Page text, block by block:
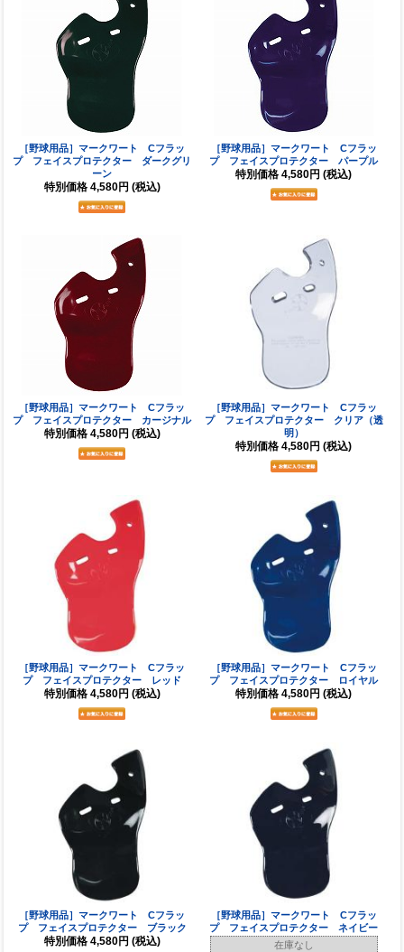
［野球用品］マークワート Cフラッ
プ フェイスプロテクター ダークグリ
ーン
特別価格 4,580円 (税込)
［野球用品］マークワート Cフラッ
プ フェイスプロテクター パープル
特別価格 4,580円 (税込)
［野球用品］マークワート Cフラッ
プ フェイスプロテクター カージナル
特別価格 4,580円 (税込)
［野球用品］マークワート Cフラッ
プ フェイスプロテクター クリア（透
明）
特別価格 4,580円 (税込)
［野球用品］マークワート Cフラッ
プ フェイスプロテクター レッド
特別価格 4,580円 (税込)
［野球用品］マークワート Cフラッ
プ フェイスプロテクター ロイヤル
特別価格 4,580円 (税込)
［野球用品］マークワート Cフラッ
プ フェイスプロテクター ブラック
特別価格 4,580円 (税込)
［野球用品］マークワート Cフラッ
プ フェイスプロテクター ネイビー
在庫なし